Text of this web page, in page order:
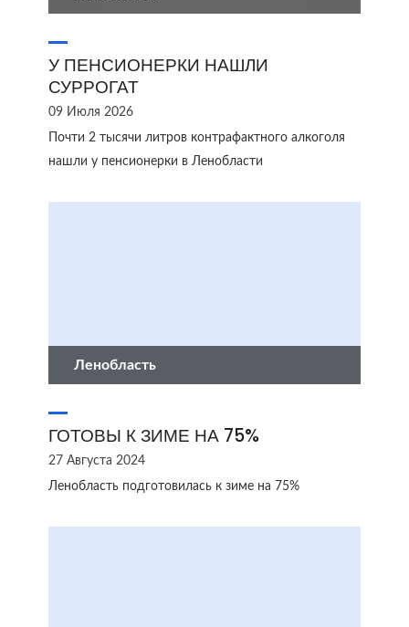
У ПЕНСИОНЕРКИ НАШЛИ
СУРРОГАТ
09 Июля 2026
Почти 2 тысячи литров контрафактного алкоголя
нашли у пенсионерки в Ленобласти
Ленобласть
ГОТОВЫ К ЗИМЕ НА 75%
27 Августа 2024
Ленобласть подготовилась к зиме на 75%